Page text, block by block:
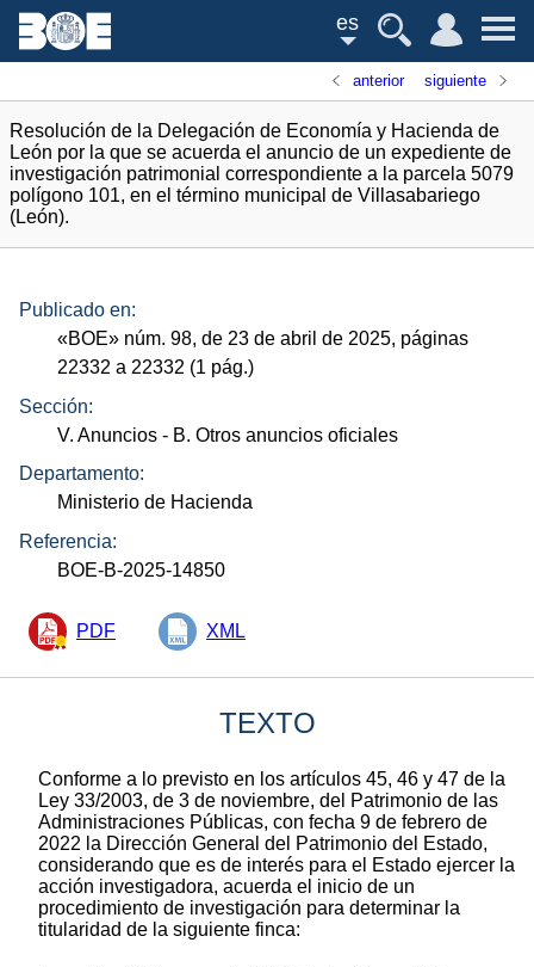
es
anterior siguiente
Resolución de la Delegación de Economía y Hacienda de
León por la que se acuerda el anuncio de un expediente de
investigación patrimonial correspondiente a la parcela 5079
polígono 101, en el término municipal de Villasabariego
(León).
Publicado en:
«BOE» núm. 98, de 23 de abril de 2025, páginas
22332 a 22332 (1 pág.)
Sección:
V. Anuncios - B. Otros anuncios oficiales
Departamento:
Ministerio de Hacienda
Referencia:
BOE-B-2025-14850
PDF XML
TEXTO
Conforme a lo previsto en los artículos 45, 46 y 47 de la
Ley 33/2003, de 3 de noviembre, del Patrimonio de las
Administraciones Públicas, con fecha 9 de febrero de
2022 la Dirección General del Patrimonio del Estado,
considerando que es de interés para el Estado ejercer la
acción investigadora, acuerda el inicio de un
procedimiento de investigación para determinar la
titularidad de la siguiente finca: